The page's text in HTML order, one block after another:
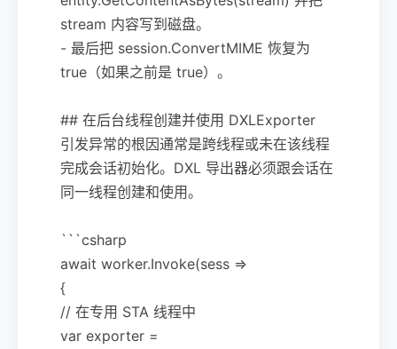
stream 内容写到磁盘。
- 最后把 session.ConvertMIME 恢复为
true（如果之前是 true）。
## 在后台线程创建并使用 DXLExporter
引发异常的根因通常是跨线程或未在该线程
完成会话初始化。DXL 导出器必须跟会话在
同一线程创建和使用。
```csharp
await worker.Invoke(sess =>
{
// 在专用 STA 线程中
var exporter =